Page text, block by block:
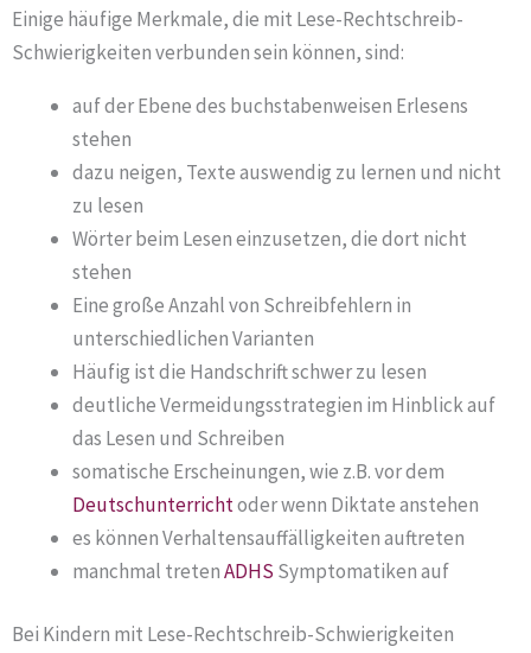
Einige häufige Merkmale, die mit Lese-Rechtschreib-
Schwierigkeiten verbunden sein können, sind:
auf der Ebene des buchstabenweisen Erlesens
stehen
dazu neigen, Texte auswendig zu lernen und nicht
zu lesen
Wörter beim Lesen einzusetzen, die dort nicht
stehen
Eine große Anzahl von Schreibfehlern in
unterschiedlichen Varianten
Häufig ist die Handschrift schwer zu lesen
deutliche Vermeidungsstrategien im Hinblick auf
das Lesen und Schreiben
somatische Erscheinungen, wie z.B. vor dem
Deutschunterrichtoder wenn Diktate anstehen
es können Verhaltensauffälligkeiten auftreten
manchmal tretenADHS Symptomatiken auf
Bei Kindern mit Lese-Rechtschreib-Schwierigkeiten